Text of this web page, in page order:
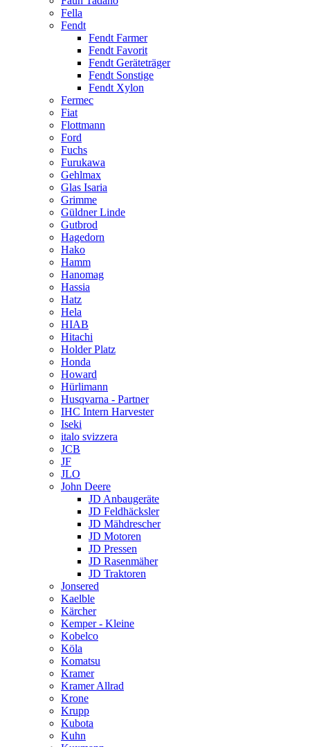
Fella
Fendt
Fendt Farmer
Fendt Favorit
Fendt Geräteträger
Fendt Sonstige
Fendt Xylon
Fermec
Fiat
Flottmann
Ford
Fuchs
Furukawa
Gehlmax
Glas Isaria
Grimme
Güldner Linde
Gutbrod
Hagedorn
Hako
Hamm
Hanomag
Hassia
Hatz
Hela
HIAB
Hitachi
Holder Platz
Honda
Howard
Hürlimann
Husqvarna - Partner
IHC Intern Harvester
Iseki
italo svizzera
JCB
JF
JLO
John Deere
JD Anbaugeräte
JD Feldhäcksler
JD Mähdrescher
JD Motoren
JD Pressen
JD Rasenmäher
JD Traktoren
Jonsered
Kaelble
Kärcher
Kemper - Kleine
Kobelco
Köla
Komatsu
Kramer
Kramer Allrad
Krone
Krupp
Kubota
Kuhn